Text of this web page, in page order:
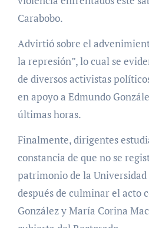
Carabobo.
Advirtió sobre el
la represión”, lo cual se
de diversos activistas
en apoyo a Edmundo
últimas horas.
Finalmente, dirigentes
constancia de que no se
patrimonio de la
después de culminar el acto
González y María Corina